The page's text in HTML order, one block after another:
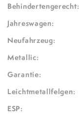
Behindertengerecht:
Jahreswagen:
Neufahrzeug:
Metallic:
Garantie:
Leichtmetallfelgen:
ESP: